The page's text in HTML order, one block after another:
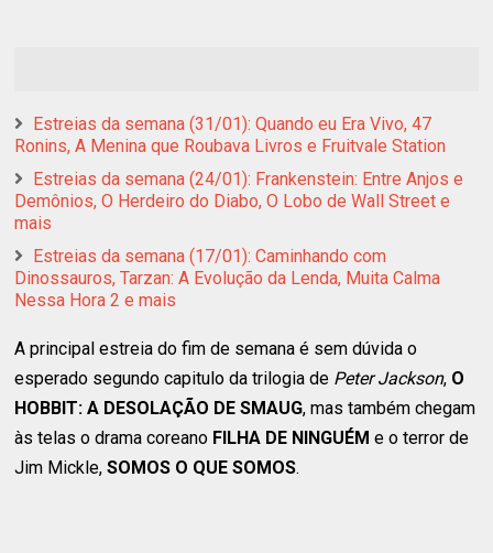
Estreias da semana (31/01): Quando eu Era Vivo, 47
Ronins, A Menina que Roubava Livros e Fruitvale Station
Estreias da semana (24/01): Frankenstein: Entre Anjos e
Demônios, O Herdeiro do Diabo, O Lobo de Wall Street e
mais
Estreias da semana (17/01): Caminhando com
Dinossauros, Tarzan: A Evolução da Lenda, Muita Calma
Nessa Hora 2 e mais
A principal estreia do fim de semana é sem dúvida o
esperado segundo capitulo da trilogia de Peter Jackson, O
HOBBIT: A DESOLAÇÃO DE SMAUG, mas também chegam
às telas o drama coreano FILHA DE NINGUÉM e o terror de
Jim Mickle,SOMOS O QUE SOMOS.